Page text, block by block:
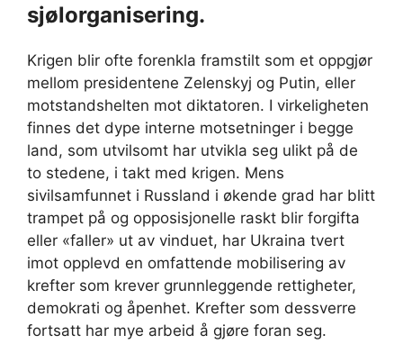
sjølorganisering.
Krigen blir ofte forenkla framstilt som et oppgjør
mellom presidentene Zelenskyj og Putin, eller
motstandshelten mot diktatoren. I virkeligheten
finnes det dype interne motsetninger i begge
land, som utvilsomt har utvikla seg ulikt på de
to stedene, i takt med krigen. Mens
sivilsamfunnet i Russland i økende grad har blitt
trampet på og opposisjonelle raskt blir forgifta
eller «faller» ut av vinduet, har Ukraina tvert
imot opplevd en omfattende mobilisering av
krefter som krever grunnleggende rettigheter,
demokrati og åpenhet. Krefter som dessverre
fortsatt har mye arbeid å gjøre foran seg.